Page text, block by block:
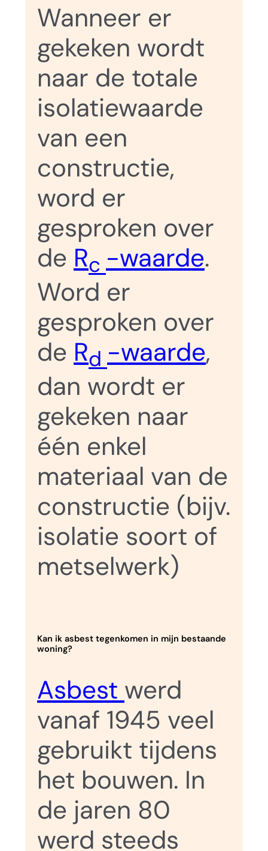
Wanneer er
gekeken wordt
naar de totale
isolatiewaarde
van een
constructie,
word er
gesproken over
de Rc -waarde.
Word er
gesproken over
de Rd -waarde,
dan wordt er
gekeken naar
één enkel
materiaal van de
constructie (bijv.
isolatie soort of
metselwerk)
Kan ik asbest tegenkomen in mijn bestaande
woning?
Asbest werd
vanaf 1945 veel
gebruikt tijdens
het bouwen. In
de jaren 80
werd steeds